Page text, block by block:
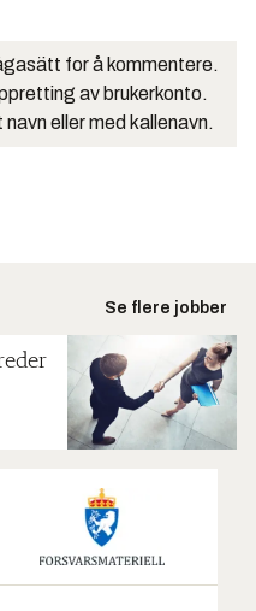
for å kommentere.
av brukerkonto.
eller med kallenavn.
Se flere jobber